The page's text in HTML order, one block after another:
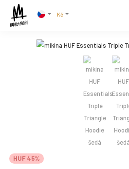
Kč
HUF 45%